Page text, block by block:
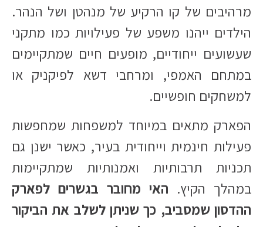
מרהיבים של קו הרקיע של מנהטן ושל הנהר.
הילדים ייהנו משפע של פעילויות כמו מתקני
שעשועים ייחודיים, מופעים חיים שמתקיימים
במתחם האמפי, ומרחבי דשא לפיקניק או
למשחקים חופשיים.
הפארק מתאים במיוחד למשפחות שמחפשות
פעילות חינמית וייחודית בעיר, כאשר ישנן גם
תכניות תרבותיות ואמנותיות שמתקיימות
במהלך הקיץ. האי מחובר בגשרים לפארק
ההדסון שמסביב, כך שניתן לשלב את הביקור